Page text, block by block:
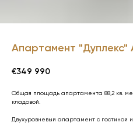
Апартамент
€349 990
Общая площадь апартамента 88,2 кв.
кладовой.
Двухуровневый апартамент с